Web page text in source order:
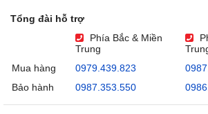
Tổng đài hỗ trợ
Phía Bắc & Miền
Trung
Mua hàng
0979.439.823
Bảo hành
0987.353.550